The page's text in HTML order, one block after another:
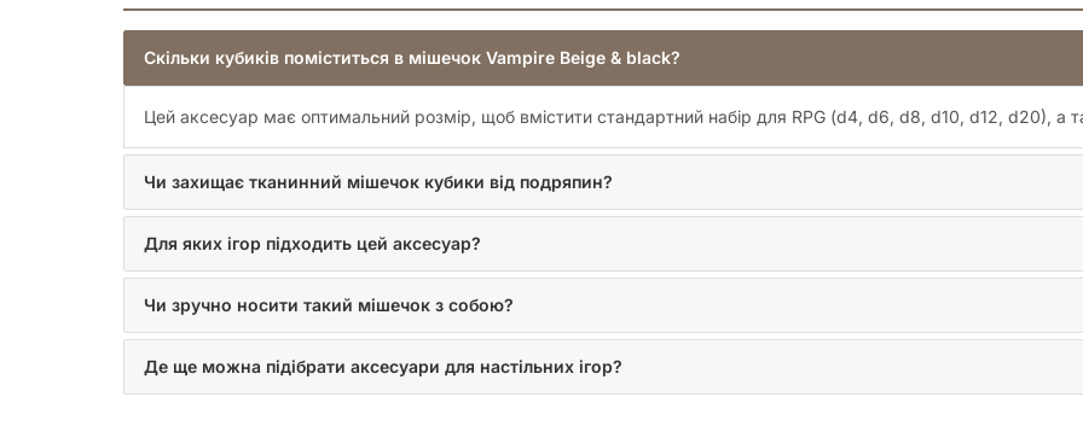
Скільки кубиків поміститься в мішечок Vampire Beige & black?
Цей аксесуар має оптимальний розмір, щоб вмістити стандартний набір для RPG (d4, d6, d8, d10, d12, d20), а
Чи захищає тканинний мішечок кубики від подряпин?
Для яких ігор підходить цей аксесуар?
Чи зручно носити такий мішечок з собою?
Де ще можна підібрати аксесуари для настільних ігор?